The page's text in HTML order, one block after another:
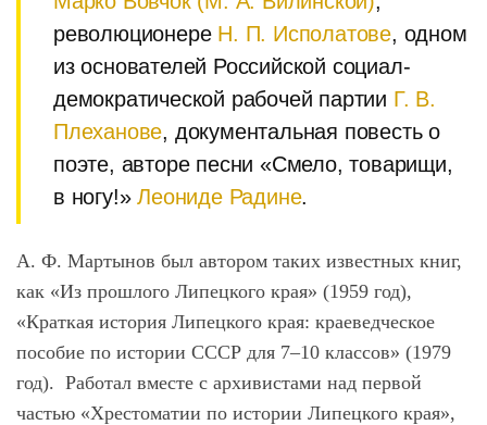
революционере Н. П. Исполатове, одном
из основателей Российской социал-
демократической рабочей партии Г. В.
Плеханове, документальная повесть о
поэте, авторе песни «Смело, товарищи,
в ногу!»Леониде Радине.
А. Ф. Мартынов был автором таких известных книг,
как «Из прошлого Липецкого края» (1959 год),
«Краткая история Липецкого края: краеведческое
пособие по истории СССР для 7‒10 классов» (1979
год). Работал вместе с архивистами над первой
частью «Хрестоматии по истории Липецкого края»,